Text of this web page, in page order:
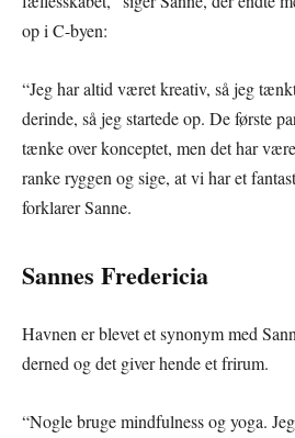
op i C-byen:
“Jeg har altid været kreativ, så jeg
derinde, så jeg startede op. De første
tænke over konceptet, men det har
ranke ryggen og sige, at vi har et
forklarer Sanne.
Sannes Fredericia
Havnen er blevet et synonym med
derned og det giver hende et frirum.
“Nogle bruge mindfulness og yoga.